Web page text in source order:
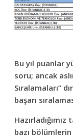
Bu yıl puanlar
soru; ancak
Sıralamaları”
başarı
bazı bölümlerin